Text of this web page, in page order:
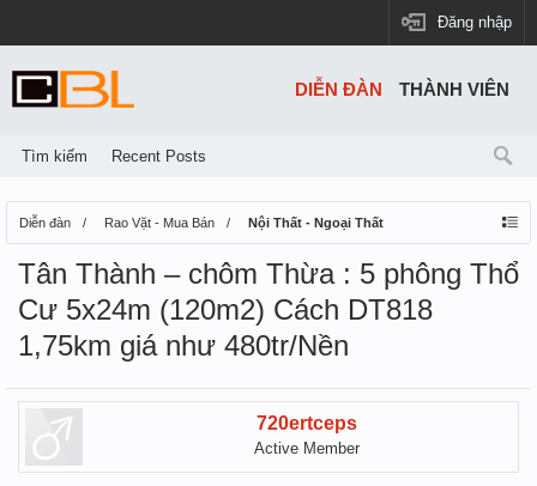
Đăng nhập
Diễn đàn Rao Vặt - Mua Bán Nội Thất - Ngoại Thất
Tân Thành – chôm Thừa : 5 phông Thổ
Cư 5x24m (120m2) Cách DT818
1,75km giá như 480tr/Nền
720ertceps
Active Member
DIỄN ĐÀN
Tìm kiếm Recent Posts
THÀNH VIÊN